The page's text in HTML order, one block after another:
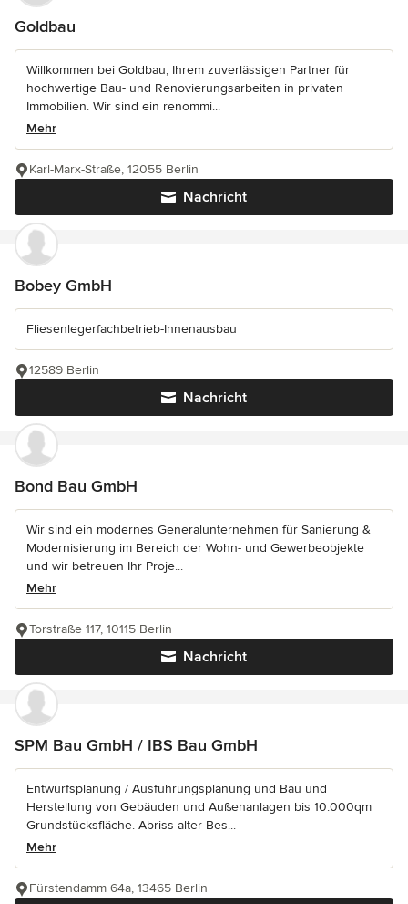
Goldbau
Willkommen bei Goldbau, Ihrem zuverlässigen Partner für
hochwertige Bau- und Renovierungsarbeiten in privaten
Immobilien. Wir sind ein renommi...
Mehr
Nachricht
Karl-Marx-Straße, 12055 Berlin
Bobey GmbH
Fliesenlegerfachbetrieb-Innenausbau
Nachricht
12589 Berlin
Bond Bau GmbH
Wir sind ein modernes Generalunternehmen für Sanierung &
Modernisierung im Bereich der Wohn- und Gewerbeobjekte
und wir betreuen Ihr Proje...
Mehr
Nachricht
Torstraße 117, 10115 Berlin
SPM Bau GmbH / IBS Bau GmbH
Entwurfsplanung / Ausführungsplanung und Bau und
Herstellung von Gebäuden und Außenanlagen bis 10.000qm
Grundstücksfläche. Abriss alter Bes...
Mehr
Fürstendamm 64a, 13465 Berlin